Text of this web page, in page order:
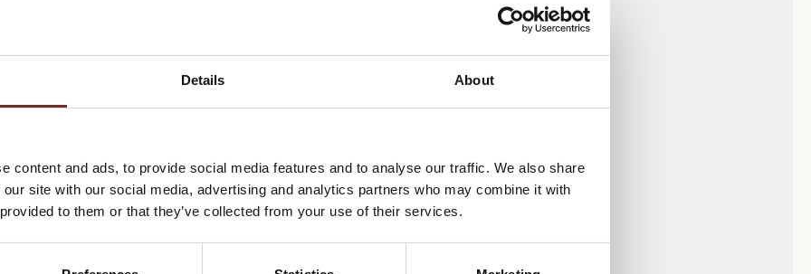
Details About
content and ads, to provide social media features and to analyse our traffic. We also share
site with our social media, advertising and analytics partners who may combine it with
to them or that they’ve collected from your use of their services.
– eller et segment af danskerne – ofte foretaget
hos nogle af de store analysehuse i Danmark.
Den korthårede forklaring er, at en undersøgelse er
alder og geografi. En stikprøve vil altid rumme en vis
men jo større stikprøve, desto lavere statistisk